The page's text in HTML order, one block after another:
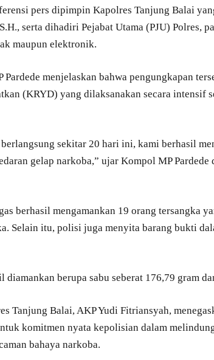
pers dipimpin Kapolres Tanjung Balai
serta dihadiri Pejabat Utama (PJU) Polres,
maupun elektronik.
menjelaskan bahwa pengungkapan
(KRYD) yang dilaksanakan secara intensif
sekitar 20 hari ini, kami berhasil
gelap narkoba,” ujar Kompol MP Pardede
berhasil mengamankan 19 orang tersangka
Selain itu, polisi juga menyita barang bukti
berupa sabu seberat 176,79 gram
Tanjung Balai, AKP Yudi Fitriansyah,
komitmen nyata kepolisian dalam
bahaya narkoba.